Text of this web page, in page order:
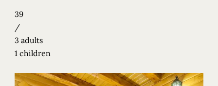
39
/
3 adults
1 children